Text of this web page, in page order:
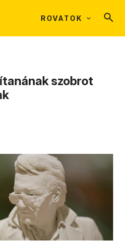
ROVATOK
szobrot